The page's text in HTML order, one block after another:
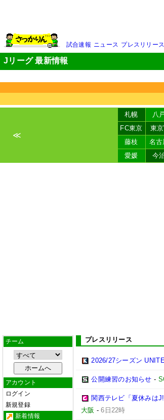
試合速報 ニュース プレスリリース
Jリーグ 最新情報
≪
札幌 八
FC東京
東
藤枝
名古
愛媛
今
チーム
アカウント
ログイン
新規登録
新着情報
プレスリリース
2026/27シーズン
公開練習のお知らせ -
関西テレビ「夏休みは
大阪 -6日22時